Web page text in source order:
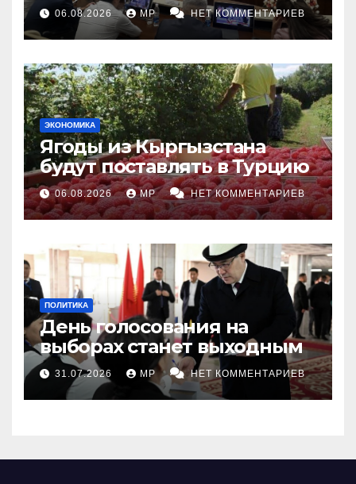
топливными компаниями
06.08.2026 MP НЕТ КОММЕНТАРИЕВ
ЭКОНОМИКА
Ягоды из Кыргызстана
будут поставлять в Турцию
06.08.2026 MP НЕТ КОММЕНТАРИЕВ
ПОЛИТИКА
День голосования на
выборах станет выходным
31.07.2026 MP НЕТ КОММЕНТАРИЕВ